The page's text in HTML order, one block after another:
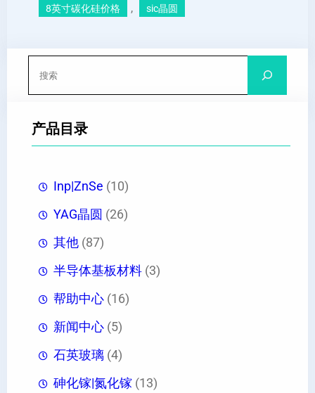
8英寸碳化硅价格 , sic晶圆
产品目录
Inp|ZnSe (10)
YAG晶圆 (26)
其他 (87)
半导体基板材料 (3)
帮助中心 (16)
新闻中心 (5)
石英玻璃 (4)
砷化镓|氮化镓 (13)